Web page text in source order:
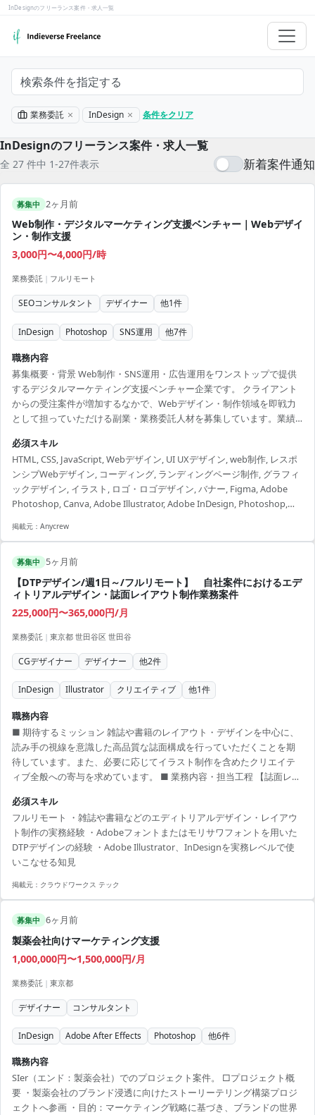
InDesignのフリーランス案件・求人一覧
検索条件を指定する
業務委託 InDesign 条件をクリア
InDesignのフリーランス案件・求人一覧
全 27 件中 1-27件表示 新着案件通知
募集中 2ヶ月前
Web制作・デジタルマーケティング支援ベンチャー｜Webデザイ
ン・制作支援
3,000円〜4,000円/時
業務委託 | フルリモート
SEOコンサルタント デザイナー 他1件
InDesign Photoshop SNS運用 他7件
職務内容
募集概要・背景 Web制作・SNS運用・広告運用をワンストップで提供
するデジタルマーケティング支援ベンチャー企業です。 クライアント
からの受注案件が増加するなかで、Webデザイン・制作領域を即戦力
として担っていただける副業・業務委託人材を募集しています。業績
============================ ■ご応募にあたり■（必須） 必須要
件について、具体的なご経験を補足コメントでご提示ください。 ※補
足コメントが無い場合やプロフィール詳細が不明な場合を含め、全て
の方にご返信ができない場合があります。 業務内容 受注済みのクライ
アント案件を中心に、Web...
必須スキル
HTML, CSS, JavaScript, Webデザイン, UI UXデザイン, web制作, レスポ
ンシブWebデザイン, コーディング, ランディングページ制作, グラフィ
ックデザイン, イラスト, ロゴ・ロゴデザイン, バナー, Figma, Adobe
Photoshop, Canva, Adobe Illustrator, Adobe InDesign, Photoshop,
掲載元： Anycrew
募集中 5ヶ月前
【DTPデザイン/週1日～/フルリモート】 自社案件におけるエデ
ィトリアルデザイン・誌面レイアウト制作業務案件
225,000円〜365,000円/月
業務委託 | 東京都 世田谷区 世田谷
CGデザイナー デザイナー 他2件
InDesign Illustrator クリエイティブ 他1件
職務内容
■ 期待するミッション 雑誌や書籍のレイアウト・デザインを中心に、
読み手の視線を意識した高品質な誌面構成を行っていただくことを期
待しています。また、必要に応じてイラスト制作を含めたクリエイテ
ィブ全般への寄与を求めています。 ■ 業務内容・担当工程 【誌面レイ
ンフレットのレイアウト作成およびDTPオペレーション全般を行いま
す。 【ビジュアル制作】 案件により、紙面を彩るグラフィックデザイ
ンやイラストレーションの制作を行います。 ■ 働き方 稼働量：週1～2
日 リモート稼働：フルリモート フレックス稼働：可能（フレキシブル
な時間帯での対...
必須スキル
フルリモート ・雑誌や書籍などのエディトリアルデザイン・レイアウ
ト制作の実務経験 ・Adobeフォントまたはモリサワフォントを用いた
DTPデザインの経験 ・Adobe Illustrator、InDesignを実務レベルで使
いこなせる知見
掲載元： クラウドワークス テック
募集中 6ヶ月前
製薬会社向けマーケティング支援
1,000,000円〜1,500,000円/月
業務委託 | 東京都
デザイナー コンサルタント
InDesign Adobe After Effects Photoshop 他6件
職務内容
SIer（エンド：製薬会社）でのプロジェクト案件。 □プロジェクト概
要 ・製薬会社のブランド浸透に向けたストーリーテリング構築プロジ
ェクトへ参画 ・目的：マーケティング戦略に基づき、ブランドの世界